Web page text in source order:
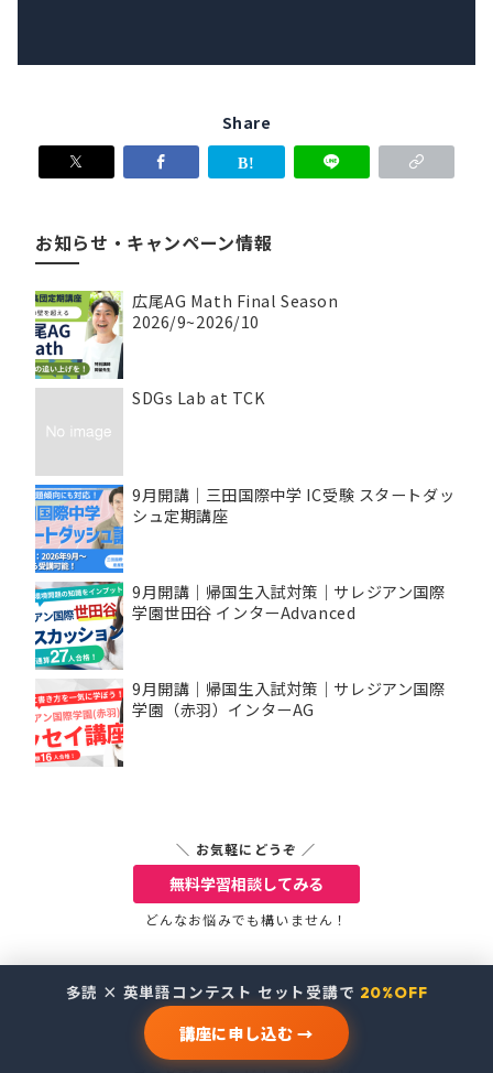
多読 × 英単語コンテスト セット受講で 20%OFF
講座に申し込む →
Share
お知らせ・キャンペーン情報
広尾AG Math Final Season
2026/9~2026/10
SDGs Lab at TCK
9月開講｜三田国際中学 IC受験 スタートダッ
シュ定期講座
9月開講｜帰国生入試対策｜サレジアン国際
学園世田谷 インターAdvanced
9月開講｜帰国生入試対策｜サレジアン国際
学園（赤羽）インターAG
＼ お気軽にどうぞ ／
無料学習相談してみる
どんなお悩みでも構いません！
＼ お役立ち情報を配信 ／
メルマガ登録